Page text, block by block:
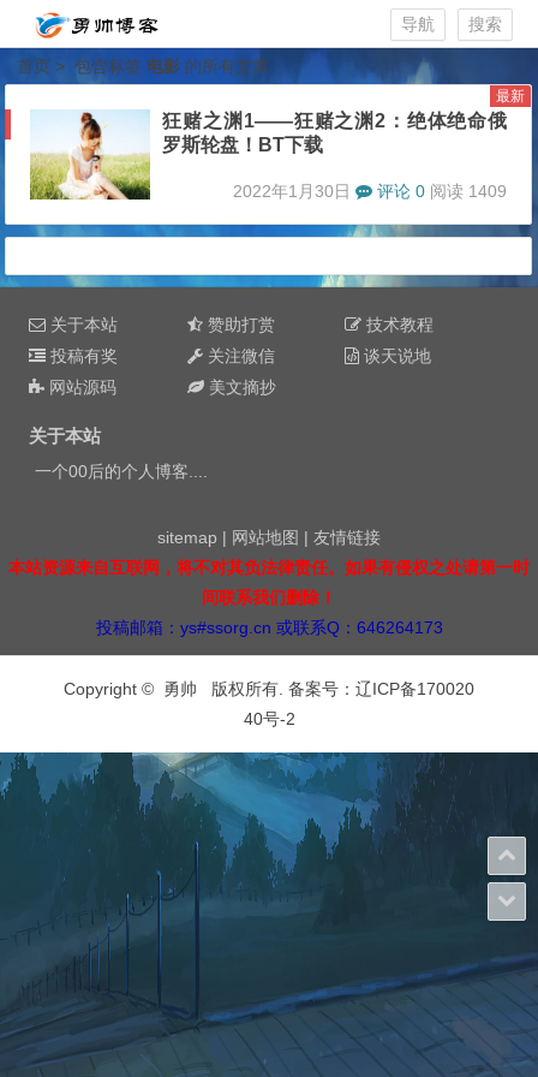
搜索
导航
首页 > 包含标签 电影 的所有文章
狂赌之渊1——狂赌之渊2：绝体绝命俄
罗斯轮盘！BT下载
最新
2022年1月30日 评论 0 阅读 1409
关于本站 赞助打赏
技术教程
投稿有奖
关注微信
谈天说地
网站源码
美文摘抄
关于本站
一个00后的个人博客....
sitemap | 网站地图 | 友情链接
本站资源来自互联网，将不对其负法律责任。如果有侵权之处请第一时
间联系我们删除！
投稿邮箱：ys#ssorg.cn 或联系Q：646264173
Copyright © 勇帅 版权所有. 备案号： 辽ICP备170020
40号-2